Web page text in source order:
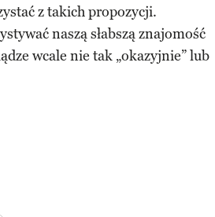
z takich propozycji.
naszą słabszą znajomość
wcale nie tak „okazyjnie” lub